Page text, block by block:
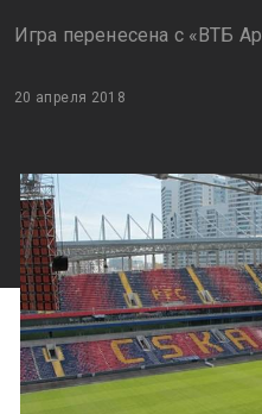
Игра перенесена с «ВТБ
20 апреля 2018